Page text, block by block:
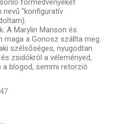
nevű "konfiguratív
A Marylin Manson és
maga a Gonosz szállta meg.
szélsőséges, nyugodtan
zsidókról a véleményed,
a blogod, semmi retorzió